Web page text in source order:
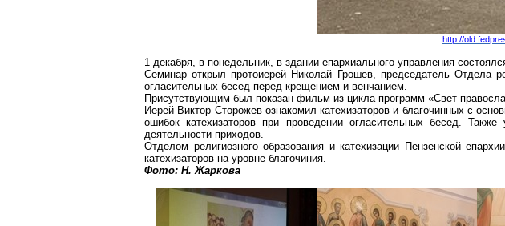
http://
1 декабря, в понедельник, в здании епархиального управления
Семинар открыл протоиерей Николай Грошев, председатель Отдела
огласительных бесед перед крещением и венчанием.
Присутствующим был показан фильм из цикла программ «Свет
Иерей Виктор Сторожев ознакомил катехизаторов и благочинных с
ошибок катехизаторов при проведении огласительных бесед.
деятельности приходов.
Отделом религиозного образования и катехизации Пензенской
катехизаторов на уровне благочиния.
Фото: Н. Жаркова